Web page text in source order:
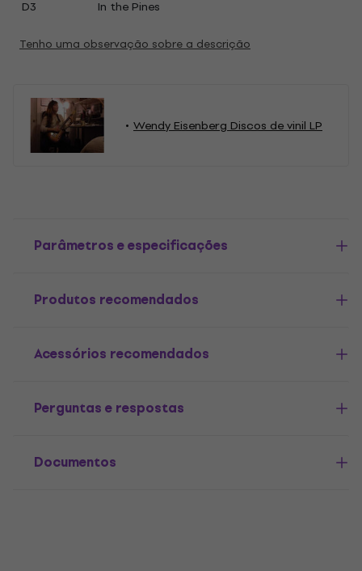
D3 In the Pines
Tenho uma observação sobre a descrição
Wendy Eisenberg Discos de vinil LP
Parâmetros e especificações
Produtos recomendados
Acessórios recomendados
Perguntas e respostas
Documentos